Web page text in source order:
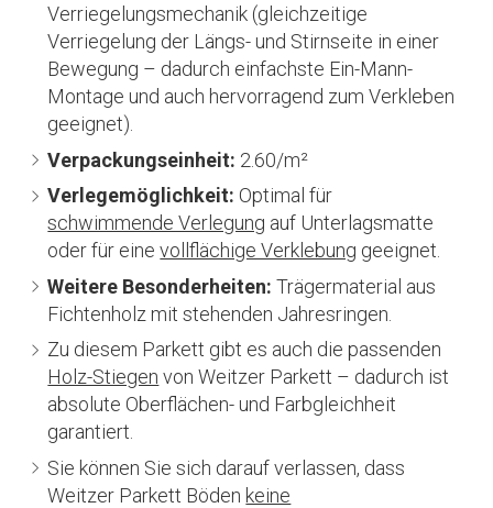
Verriegelungsmechanik (gleichzeitige
Verriegelung der Längs- und Stirnseite in einer
Bewegung – dadurch einfachste Ein-Mann-
Montage und auch hervorragend zum Verkleben
geeignet).
Verpackungseinheit: 2.60/m²
Verlegemöglichkeit: Optimal für
schwimmende Verlegung auf Unterlagsmatte
oder für einevollflächige Verklebung geeignet.
Weitere Besonderheiten: Trägermaterial aus
Fichtenholz mit stehenden Jahresringen.
Zu diesem Parkett gibt es auch die passenden
Holz-Stiegen von Weitzer Parkett – dadurch ist
absolute Oberflächen- und Farbgleichheit
garantiert.
Sie können Sie sich darauf verlassen, dass
Weitzer Parkett Böden keine